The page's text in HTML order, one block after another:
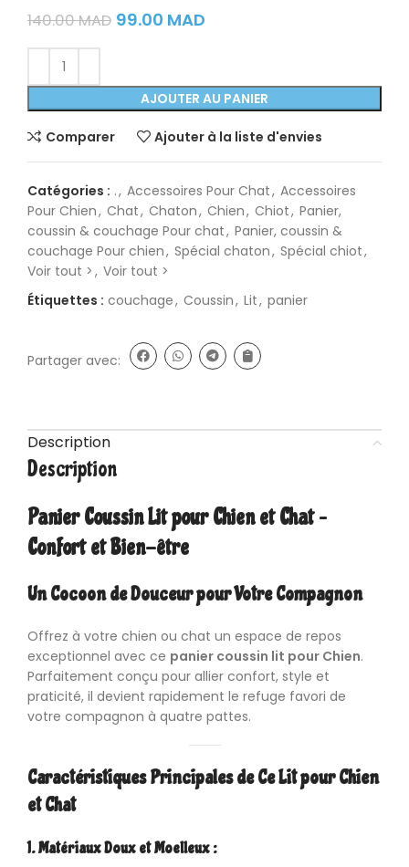
140.00MAD 99.00 MAD
AJOUTER AU PANIER
Comparer Ajouter à la liste d'envies
Catégories : ., Accessoires Pour Chat, Accessoires
Pour Chien, Chat, Chaton, Chien, Chiot, Panier,
coussin & couchage Pour chat, Panier, coussin &
couchage Pour chien, Spécial chaton, Spécial chiot,
Voir tout > , Voir tout >
Étiquettes : couchage, Coussin, Lit, panier
Partager avec:
Description
Description
Panier Coussin Lit pour Chien et Chat –
Confort et Bien-être
Un Cocoon de Douceur pour Votre Compagnon
Offrez à votre chien ou chat un espace de repos
exceptionnel avec ce panier coussin lit pour Chien.
Parfaitement conçu pour allier confort, style et
praticité, il devient rapidement le refuge favori de
votre compagnon à quatre pattes.
Caractéristiques Principales de Ce Lit pour Chien
et Chat
1. Matériaux Doux et Moelleux :